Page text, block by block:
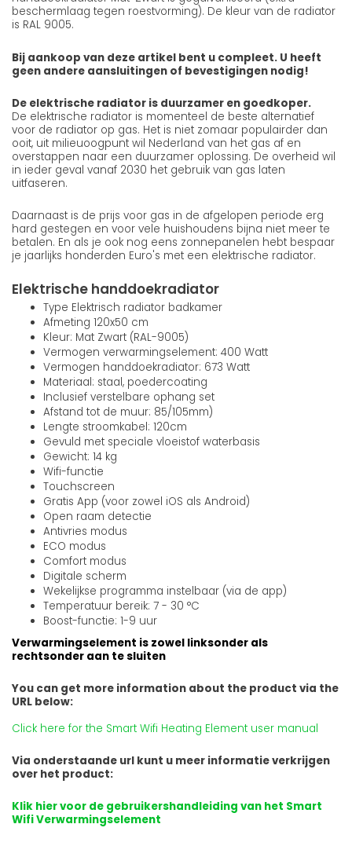
beschermlaag tegen roestvorming). De kleur van de radiator
is RAL 9005.
Bij aankoop van deze artikel bent u compleet. U heeft
geen andere aansluitingen of bevestigingen nodig!
De elektrische radiator is duurzamer en goedkoper.
De elektrische radiator is momenteel de beste alternatief
voor de radiator op gas. Het is niet zomaar populairder dan
ooit, uit milieuoogpunt wil Nederland van het gas af en
overstappen naar een duurzamer oplossing. De overheid wil
in ieder geval vanaf 2030 het gebruik van gas laten
uitfaseren.
Daarnaast is de prijs voor gas in de afgelopen periode erg
hard gestegen en voor vele huishoudens bijna niet meer te
betalen. En als je ook nog eens zonnepanelen hebt bespaar
je jaarlijks honderden Euro's met een elektrische radiator.
Elektrische handdoekradiator
Type Elektrisch radiator badkamer
Afmeting 120x50 cm
Kleur: Mat Zwart (RAL-9005)
Vermogen verwarmingselement: 400 Watt
Vermogen handdoekradiator: 673 Watt
Materiaal: staal, poedercoating
Inclusief verstelbare ophang set
Afstand tot de muur: 85/105mm)
Lengte stroomkabel: 120cm
Gevuld met speciale vloeistof waterbasis
Gewicht: 14 kg
Wifi-functie
Touchscreen
Gratis App (voor zowel iOS als Android)
Open raam detectie
Antivries modus
ECO modus
Comfort modus
Digitale scherm
Wekelijkse programma instelbaar (via de app)
Temperatuur bereik: 7 - 30 °C
Boost-functie: 1-9 uur
Verwarmingselement is zowel linksonder als
rechtsonder aan te sluiten
You can get more information about the product via the
URL below:
Click here for the Smart Wifi Heating Element user manual
Via onderstaande url kunt u meer informatie verkrijgen
over het product:
Klik hier voor de gebruikershandleiding van het Smart
Wifi Verwarmingselement